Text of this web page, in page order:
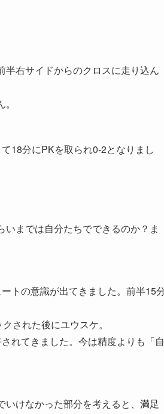
右サイドからのクロスに走り込ん
18分にPKを取られ0-2となりまし
までは自分たちでできるのか？ま
トの意識が出てきました。前半15
された後にユウスケ。
れてきました。今は精度よりも「自
けなかった部分を考えると、満足